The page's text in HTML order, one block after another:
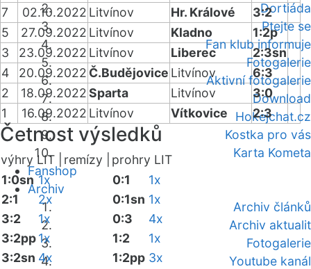
Dortiáda
Ptejte se
Fan klub informuje
Fotogalerie
Aktivní fotogalerie
Download
Hokejchat.cz
Kostka pro vás
Karta Kometa
Fanshop
Archiv
Archiv článků
Archiv aktualit
Fotogalerie
Youtube kanál
7
02.10.2022 Litvínov Hr. Králové
3:2
5
27.09.2022 Litvínov Kladno
1:2p
3
23.09.2022 Litvínov Liberec
2:3sn
4
20.09.2022 Č.Budějovice Litvínov
6:3
2
18.09.2022Sparta Litvínov
3:0
1
16.09.2022 Litvínov Vítkovice 2:3
Četnost výsledků
výhry LIT | remízy |
prohry LIT
1:0sn 1x
2:1
2x
3:2
1x
3:2pp1x
3:2sn 4x
0:1
1x
0:1sn 1x
0:3
4x
1:2
1x
1:2pp 3x